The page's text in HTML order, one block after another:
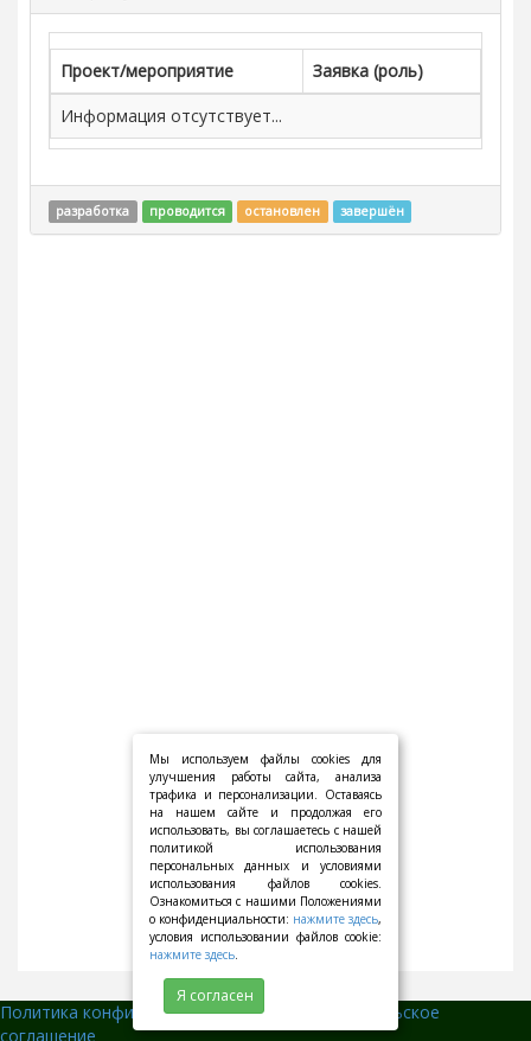
Проект/мероприятие
Заявка (роль)
Информация отсутствует...
разработка проводится остановлен завершён
Политика конфиденциальности||
Пользовательское
соглашение
Мы используем файлы cookies для
улучшения работы сайта, анализа
трафика и персонализации. Оставаясь
на нашем сайте и продолжая его
использовать, вы соглашаетесь с нашей
политикой использования
персональных данных и условиями
использования файлов cookies.
Ознакомиться с нашими Положениями
о конфиденциальности: нажмите здесь,
условия использовании файлов cookie:
нажмите здесь.
Я согласен